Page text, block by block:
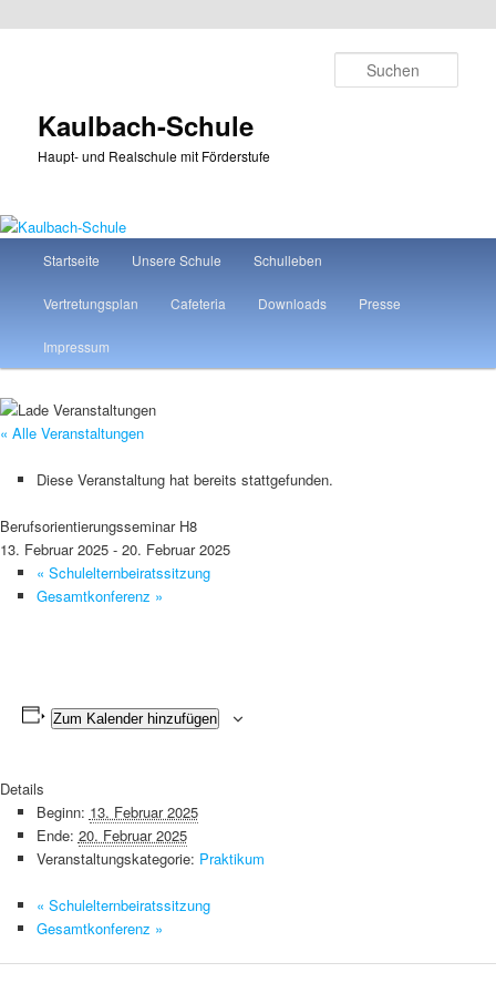
Kaulbach-Schule
Haupt- und Realschule mit Förderstufe
Startseite Unsere Schule Schulleben
Vertretungsplan Cafeteria Downloads Presse
Impressum
« Alle Veranstaltungen
Diese Veranstaltung hat bereits stattgefunden.
Berufsorientierungsseminar H8
13. Februar 2025 - 20. Februar 2025
« Schulelternbeiratssitzung
Gesamtkonferenz »
Zum Kalender hinzufügen
Details
Beginn: 13. Februar 2025
Ende: 20. Februar 2025
Veranstaltungskategorie: Praktikum
« Schulelternbeiratssitzung
Gesamtkonferenz »